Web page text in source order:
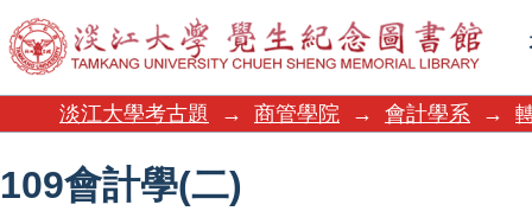
109會計學(二)
淡江大學考古題 → 商管學院 → 會計學系 →
109會計學(二)